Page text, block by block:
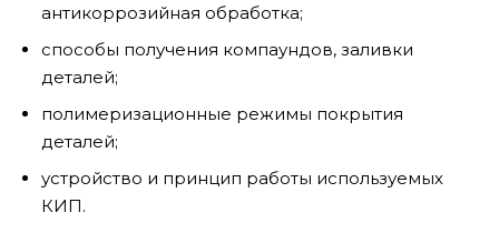
антикоррозийная обработка;
способы получения компаундов, заливки
деталей;
полимеризационные режимы покрытия
деталей;
устройство и принцип работы используемых
КИП.